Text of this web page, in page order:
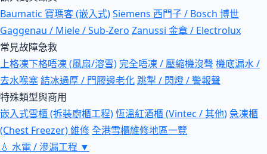
Baumatic 寶瑪客 (嵌入式)Siemens 西門子 / Bosch 博世
Gaggenau / Miele / Sub-Zero Zanussi 金章 / Electrolux
常見故障急救
上格凍下格唔凍 (風扇/溶雪)完全唔凍 / 壓縮機沒聲 機底漏水 /
去水喉塞結冰過厚 / 門膠邊老化跳掣 / 閃燈 / 警報聲
特殊類型與商用
嵌入式雪櫃 (拆裝廚櫃工程)恆溫紅酒櫃 (Vintec / 其他)急凍櫃
(Chest Freezer) 維修全港雪櫃維修地區一覽
💧 水電 / 滲漏工程 ▼